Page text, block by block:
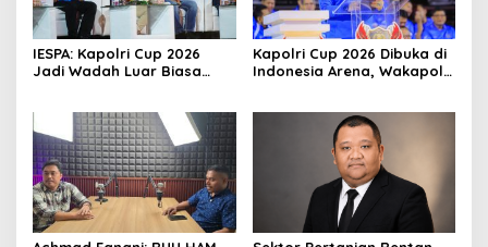
IESPA: Kapolri Cup 2026
Jadi Wadah Luar Biasa
Kapolri Cup 2026 Dibuka di
Indonesia Arena, Wakapolri